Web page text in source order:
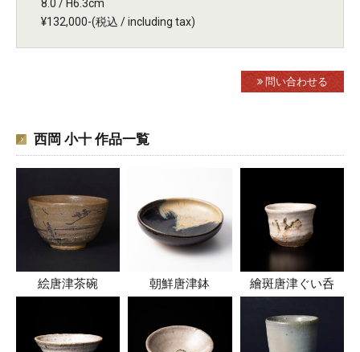
8.0 / H6.3cm
¥132,000-(税込 / including tax)
問い合わせる
西岡 小十 作品一覧
絵唐津茶碗 朝鮮唐津鉢 繪斑唐津ぐい呑